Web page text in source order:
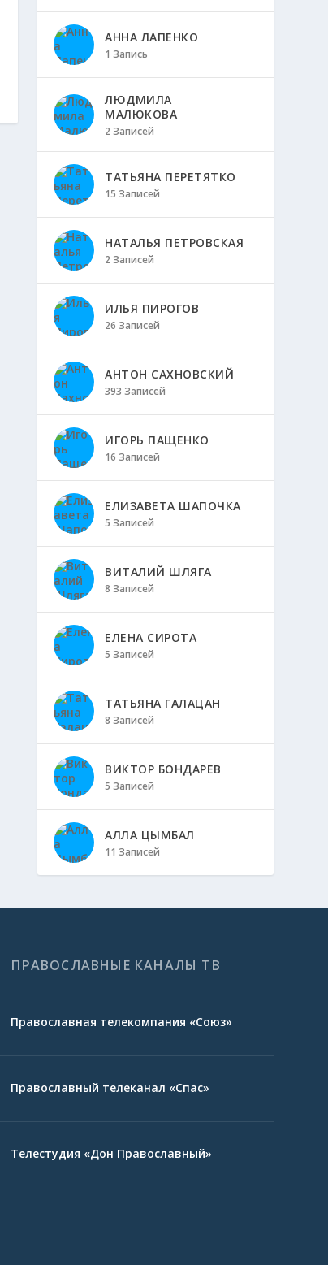
АННА ЛАПЕНКО
1 Запись
ЛЮДМИЛА
МАЛЮКОВА
2 Записей
ТАТЬЯНА ПЕРЕТЯТКО
15 Записей
НАТАЛЬЯ ПЕТРОВСКАЯ
2 Записей
ИЛЬЯ ПИРОГОВ
26 Записей
АНТОН САХНОВСКИЙ
393 Записей
ИГОРЬ ПАЩЕНКО
16 Записей
ЕЛИЗАВЕТА ШАПОЧКА
5 Записей
ВИТАЛИЙ ШЛЯГА
8 Записей
ЕЛЕНА СИРОТА
5 Записей
ТАТЬЯНА ГАЛАЦАН
8 Записей
ВИКТОР БОНДАРЕВ
5 Записей
АЛЛА ЦЫМБАЛ
11 Записей
ПРАВОСЛАВНЫЕ КАНАЛЫ ТВ
Православная телекомпания «Союз»
Православный телеканал «Спас»
Телестудия «Дон Православный»